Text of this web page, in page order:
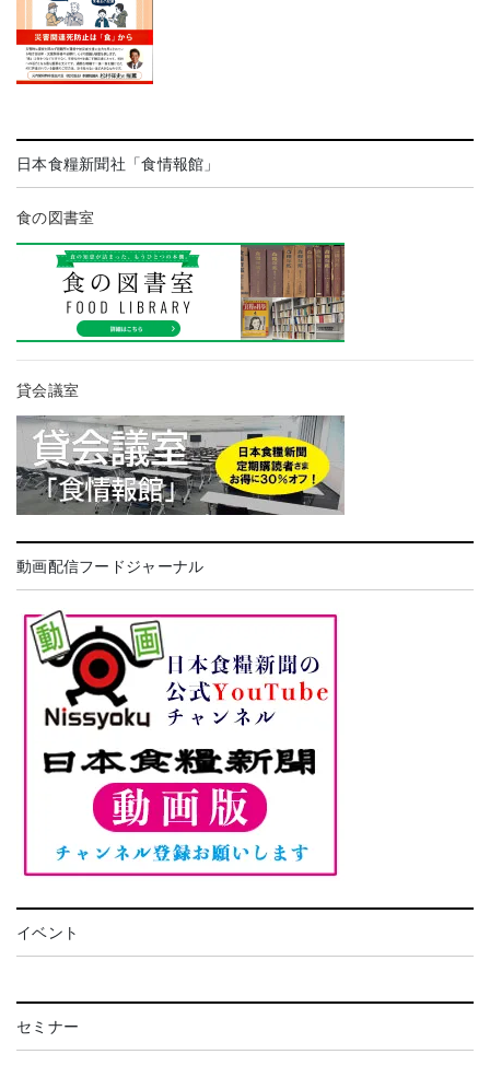
日本食糧新聞社「食情報館」
食の図書室
貸会議室
動画配信フードジャーナル
イベント
セミナー